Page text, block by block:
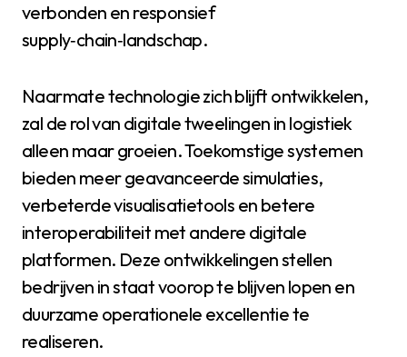
verbonden en responsief
supply‑chain‑landschap.
Naarmate technologie zich blijft ontwikkelen,
zal de rol van digitale tweelingen in logistiek
alleen maar groeien. Toekomstige systemen
bieden meer geavanceerde simulaties,
verbeterde visualisatietools en betere
interoperabiliteit met andere digitale
platformen. Deze ontwikkelingen stellen
bedrijven in staat voorop te blijven lopen en
duurzame operationele excellentie te
realiseren.